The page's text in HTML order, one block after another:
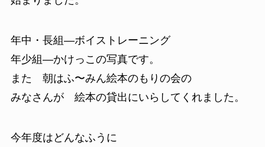
年中・長組—ボイストレーニング
年少組—かけっこの写真です。
また 朝はふ〜みん絵本のもりの会の
みなさんが 絵本の貸出にいらしてくれました。
今年度はどんなふうに